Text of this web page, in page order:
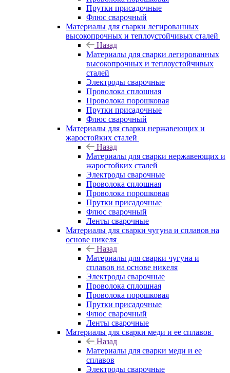
Прутки присадочные
Флюс сварочный
Материалы для сварки легированных
высокопрочных и теплоустойчивых сталей
Назад
Материалы для сварки легированных
высокопрочных и теплоустойчивых
сталей
Электроды сварочные
Проволока сплошная
Проволока порошковая
Прутки присадочные
Флюс сварочный
Материалы для сварки нержавеющих и
жаростойких сталей
Назад
Материалы для сварки нержавеющих и
жаростойких сталей
Электроды сварочные
Проволока сплошная
Проволока порошковая
Прутки присадочные
Флюс сварочный
Ленты сварочные
Материалы для сварки чугуна и сплавов на
основе никеля
Назад
Материалы для сварки чугуна и
сплавов на основе никеля
Электроды сварочные
Проволока сплошная
Проволока порошковая
Прутки присадочные
Флюс сварочный
Ленты сварочные
Материалы для сварки меди и ее сплавов
Назад
Материалы для сварки меди и ее
сплавов
Электроды сварочные